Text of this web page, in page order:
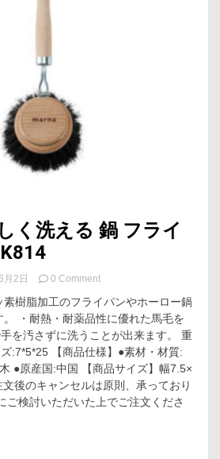
く洗える 鍋 フライ
2日 0 Commenton
ー
ナ
や
さ
し
く
洗
え
素樹脂加工のフライパンやホーロー鍋
・耐熱・耐薬品性に優れた馬毛を
を汚さずに洗うことが出来ます。 重
●原産国:中国 【商品サイズ】幅7.5×
ご検討いただいた上でご注文くださ